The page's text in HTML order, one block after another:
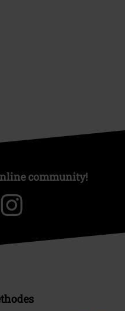
community!